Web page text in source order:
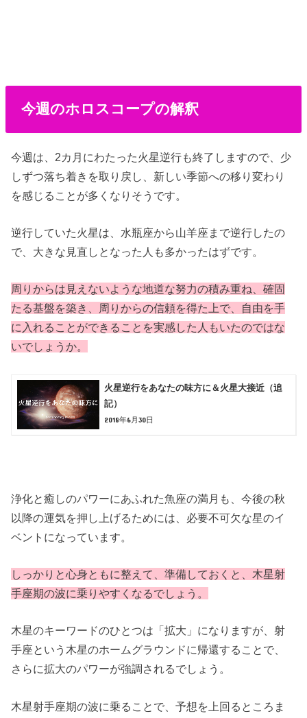
今週のホロスコープの解釈
今週は、2カ月にわたった火星逆行も終了しますので、少
しずつ落ち着きを取り戻し、新しい季節への移り変わり
を感じることが多くなりそうです。
逆行していた火星は、水瓶座から山羊座まで逆行したの
で、大きな見直しとなった人も多かったはずです。
周りからは見えないような地道な努力の積み重ね、確固
たる基盤を築き、周りからの信頼を得た上で、自由を手
に入れることができることを実感した人もいたのではな
いでしょうか。
火星逆行をあなたの味方に＆火星大接近（追
記）
2018年6月30日
浄化と癒しのパワーにあふれた魚座の満月も、今後の秋
以降の運気を押し上げるためには、必要不可欠な星のイ
ベントになっています。
しっかりと心身ともに整えて、準備しておくと、木星射
手座期の波に乗りやすくなるでしょう。
木星のキーワードのひとつは「拡大」になりますが、射
手座という木星のホームグラウンドに帰還することで、
さらに拡大のパワーが強調されるでしょう。
木星射手座期の波に乗ることで、予想を上回るところま